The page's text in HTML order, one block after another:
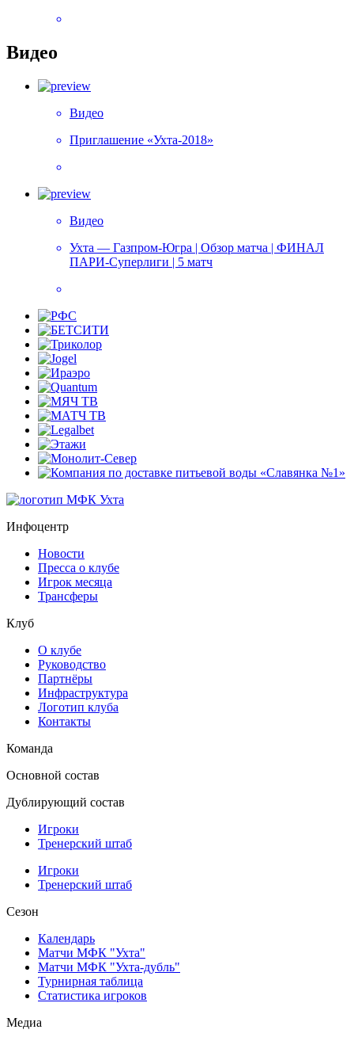
Видео
Видео
Приглашение «Ухта-2018»
Видео
Ухта — Газпром-Югра | Обзор матча | ФИНАЛ
ПАРИ-Суперлиги | 5 матч
Инфоцентр
Новости
Пресса о клубе
Игрок месяца
Трансферы
Клуб
О клубе
Руководство
Партнёры
Инфраструктура
Логотип клуба
Контакты
Команда
Основной состав
Дублирующий состав
Игроки
Тренерский штаб
Игроки
Тренерский штаб
Сезон
Календарь
Матчи МФК "Ухта"
Матчи МФК "Ухта-дубль"
Турнирная таблица
Статистика игроков
Медиа